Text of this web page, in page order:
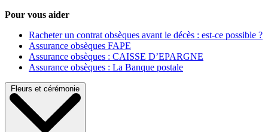
Pour vous aider
Racheter un contrat obsèques avant le décès : est-ce possible ?
Assurance obsèques FAPE
Assurance obsèques : CAISSE D’EPARGNE
Assurance obsèques : La Banque postale
Fleurs et cérémonie